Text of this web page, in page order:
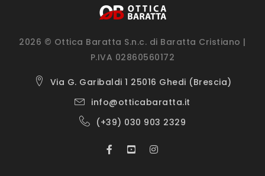
2026 © Ottica Baratta S.n.c. di Baratta Cristiano |
P.IVA 02860560172
Via G. Garibaldi 1 25016 Ghedi (Brescia)
info@otticabaratta.it
(+39) 030 903 2329